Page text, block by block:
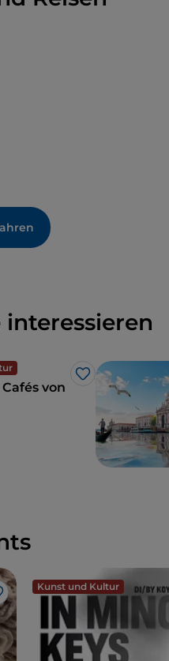
interessieren
Like
von
Kunst und Kultur